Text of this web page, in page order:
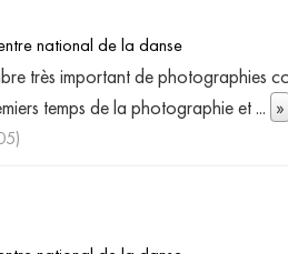
national de la danse
très important de photographies
temps de la photographie et... »